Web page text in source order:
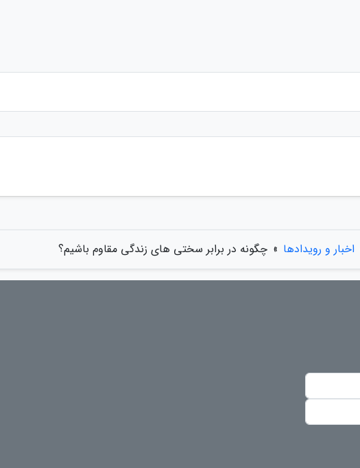
اخبار و رویدادها » چگونه در برابر سختی های زندگی مقاوم باشیم؟